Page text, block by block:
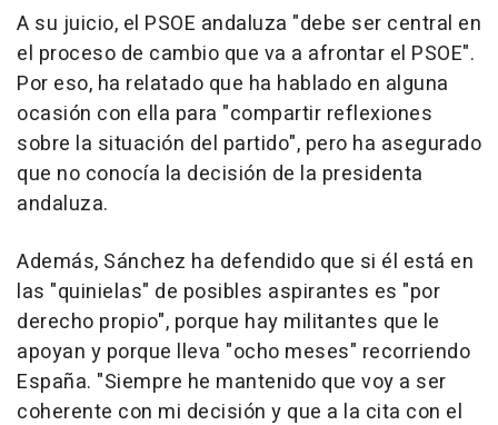
A su juicio, el PSOE andaluza "debe ser central en
el proceso de cambio que va a afrontar el PSOE".
Por eso, ha relatado que ha hablado en alguna
ocasión con ella para "compartir reflexiones
sobre la situación del partido", pero ha asegurado
que no conocía la decisión de la presidenta
andaluza.
Además, Sánchez ha defendido que si él está en
las "quinielas" de posibles aspirantes es "por
derecho propio", porque hay militantes que le
apoyan y porque lleva "ocho meses" recorriendo
España. "Siempre he mantenido que voy a ser
coherente con mi decisión y que a la cita con el